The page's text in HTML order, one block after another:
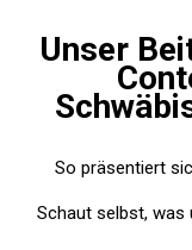
Unser
So präsentiert
Schaut selbst, was